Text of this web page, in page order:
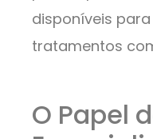
disponíveis
tratamentos
O Papel